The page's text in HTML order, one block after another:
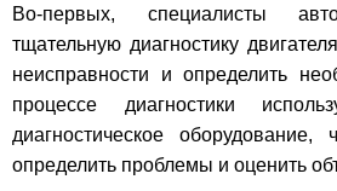
Во-первых, специалисты
тщательную диагностику
неисправности и определить
процессе диагностики
диагностическое оборудование,
определить проблемы и оценить